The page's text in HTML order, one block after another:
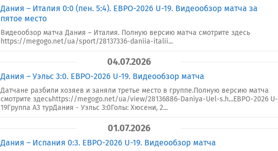
Дания – Италия 0:0 (пен. 5:4). ЕВРО-2026 U-19. Видеообзор матча за
пятое место
Видеообзор матча Дания – Италия. Полную версию матча смотрите здесь
https://megogo.net/ua/sport/28137336-daniia-italii...
04.07.2026
Дания – Уэльс 3:0. ЕВРО-2026 U-19. Видеообзор матча
Датчане разбили хозяев и заняли третье место в группе.Полную версию матча
смотрите здесьhttps://megogo.net/ua/view/28136886-Daniya-Uel-s.h...ЕВРО-2026 U-
19Группа А3 турДания - Уэльс 3:0Голы: Хюсени, 2...
01.07.2026
Дания – Испания 0:3. ЕВРО-2026 U-19. Видеообзор матча